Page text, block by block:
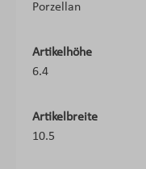
Porzellan
Artikelhöhe
6.4
Artikelbreite
10.5